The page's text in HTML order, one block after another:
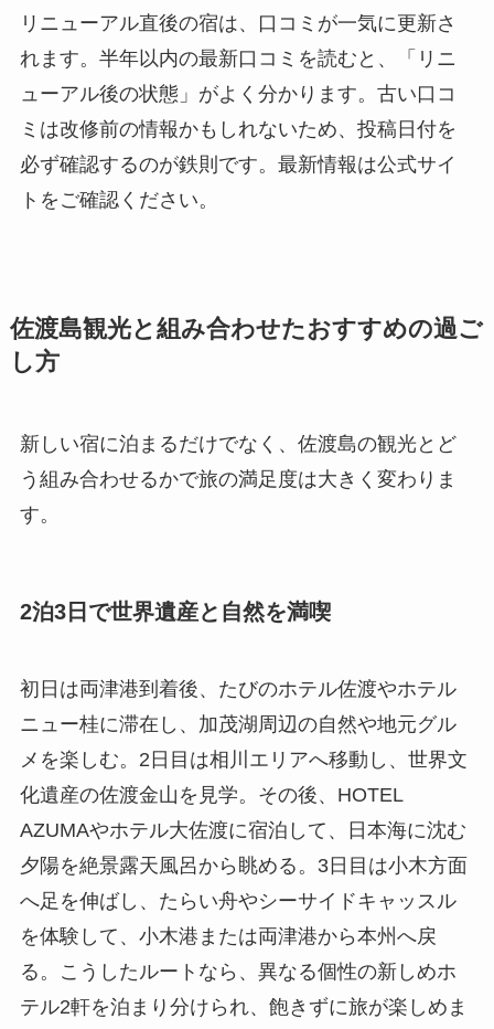
リニューアル直後の宿は、口コミが一気に更新さ
れます。半年以内の最新口コミを読むと、「リニ
ューアル後の状態」がよく分かります。古い口コ
ミは改修前の情報かもしれないため、投稿日付を
必ず確認するのが鉄則です。最新情報は公式サイ
トをご確認ください。
佐渡島観光と組み合わせたおすすめの過ご
し方
新しい宿に泊まるだけでなく、佐渡島の観光とど
う組み合わせるかで旅の満足度は大きく変わりま
す。
2泊3日で世界遺産と自然を満喫
初日は両津港到着後、たびのホテル佐渡やホテル
ニュー桂に滞在し、加茂湖周辺の自然や地元グル
メを楽しむ。2日目は相川エリアへ移動し、世界文
化遺産の佐渡金山を見学。その後、HOTEL
AZUMAやホテル大佐渡に宿泊して、日本海に沈む
夕陽を絶景露天風呂から眺める。3日目は小木方面
へ足を伸ばし、たらい舟やシーサイドキャッスル
を体験して、小木港または両津港から本州へ戻
る。こうしたルートなら、異なる個性の新しめホ
テル2軒を泊まり分けられ、飽きずに旅が楽しめま